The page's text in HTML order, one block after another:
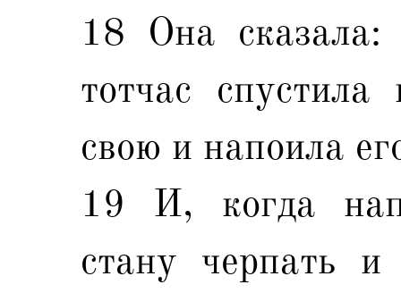
18 Она
тотчас
свою и напоила
19 И, когда
стану черпать